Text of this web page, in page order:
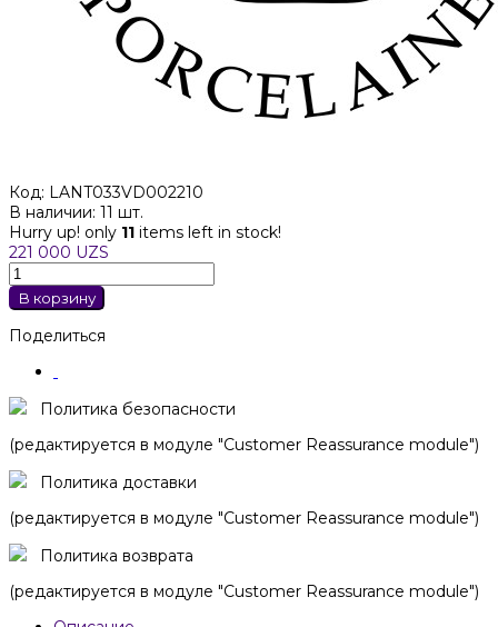
Код: LANT033VD002210
В наличии: 11 шт.
Hurry up! only 11 items left in stock!
221 000 UZS
В корзину
Поделиться
Политика безопасности
(редактируется в модуле "Customer Reassurance module")
Политика доставки
(редактируется в модуле "Customer Reassurance module")
Политика возврата
(редактируется в модуле "Customer Reassurance module")